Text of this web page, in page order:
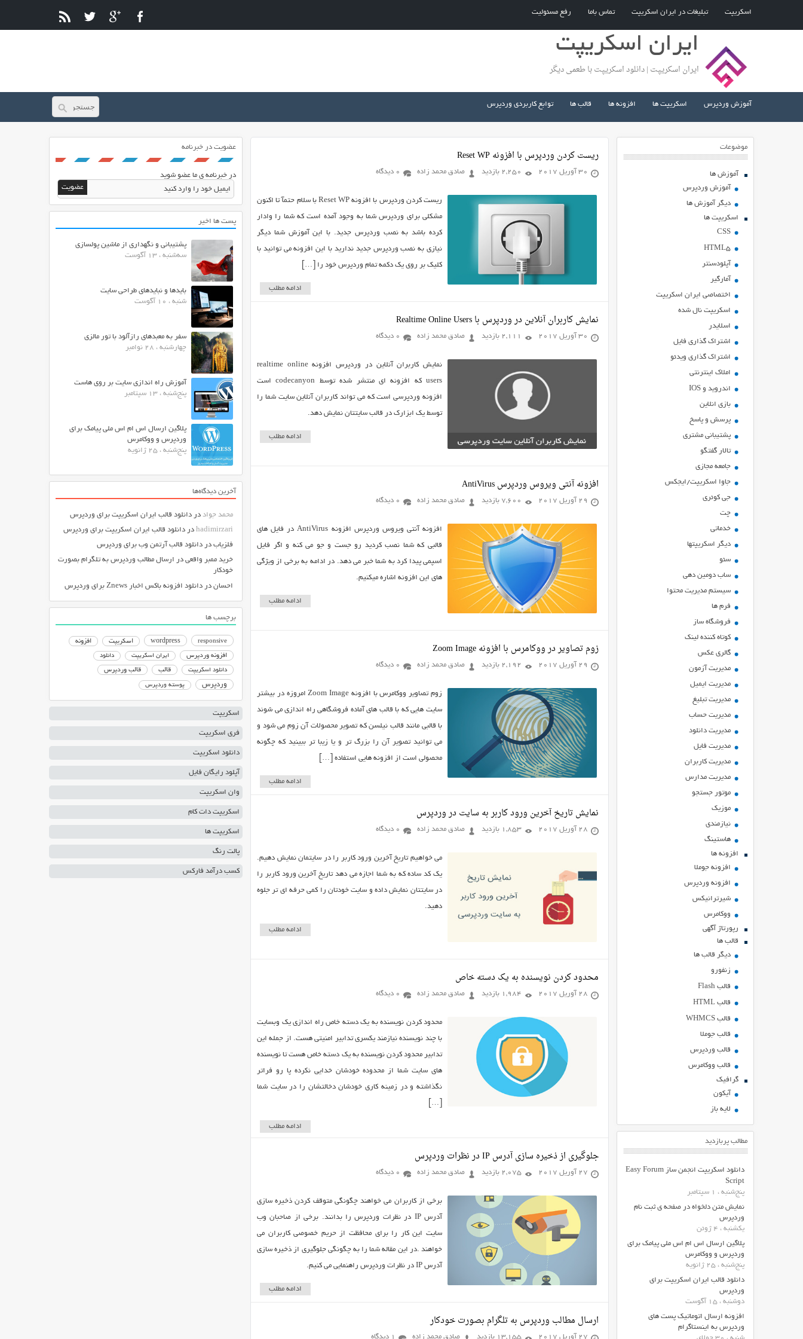
اسکریپت تبلیغات در ایران اسکریپت تماس باما رفع مسئولیت
ایران اسکریپت
ایران اسکریپت | دانلود اسکریپت با طعمی دیگر
آموزش وردپرس اسکریپت ها افزونه ها قالب ها توابع کاربردی وردپرس
موضوعات
آموزش ها
آموزش وردپرس
دیگر آموزش ها
اسکریپت ها
CSS
HTML5
آپلودسنتر
آمارگیر
اختصاصی ایران اسکریپت
اسکریپت نال شده
اسلایدر
اشتراك گذاري فايل
اشتراک گذاری ویدئو
املاک اینترنتی
اندروید و IOS
بازي انلاين
پرسش و پاسخ
پشتیبانی مشتری
تالار گفتگو
جامعه مجازی
جاوا اسکریپت/ایجکس
جی کوئری
چت
خدماتی
ديگر اسكريپتها
سئو
ساب دومین دهی
سیستم مدیریت محتوا
فرم ها
فروشگاه ساز
کوتاه کننده لینک
گالری عکس
مدیریت آزمون
مدیریت ایمیل
مدیریت تبلیغ
مدیریت حساب
مدیریت دانلود
مدیریت فایل
مدیریت کاربران
مدیریت مدارس
موتور جستجو
موزیک
نیازمندی
هاستينگ
افزونه ها
افزونه جوملا
افزونه وردپرس
شیرترانیکس
ووکامرس
رپورتاژ آگهی
قالب ها
دیگر قالب ها
زنفورو
قالب Flash
قالب HTML
قالب WHMCS
قالب جوملا
قالب وردپرس
قالب ووکامرس
گرافیک
آیکون
لایه باز
مطالب پربازدید
دانلود اسکریپت انجمن ساز Easy Forum
Script
پنج‌شنبه ، 1 سپتامبر
نمایش متن دلخواه در صفحه ی ثبت نام
وردپرس
یکشنبه ، 4 ژوئن
پلاگین ارسال اس ام اس ملی پیامک برای
وردپرس و ووکامرس
پنج‌شنبه ، 25 ژانویه
دانلود قالب ایران اسکریپت برای
وردپرس
دوشنبه ، 15 آگوست
افزونه ارسال اتوماتیک پست های
وردپرس به اینستاگرام
ریست کردن وردپرس با افزونه Reset WP
30 آوریل 2017 2,250 بازدید صادق محمد زاده 0 دیدگاه
ریست کردن وردپرس با افزونه Reset WP با سلام حتمآ تا اکنون
مشکلی برای وردپرس شما به وجود آمده است که شما را وادار
کرده باشد به نصب وردپرس جدید. با این آموزش شما دیگر
نیازی به نصب وردپرس جدید ندارید با این افزونه می توانید با
کلیک بر روی یک دکمه تمام وردپرس خود را […]
ادامه مطلب
نمایش کاربران آنلاین در وردپرس با Realtime Online Users
30 آوریل 2017 2,111 بازدید صادق محمد زاده 0 دیدگاه
نمایش کاربران آنلاین در وردپرس افزونه realtime online
users که افزونه ای منتشر شده توسط codecanyon است
افزونه وردپرسی است که می تواند کاربران آنلاین سایت شما را
توسط یک ابزارک در قالب سایتتان نمایش دهد.
ادامه مطلب
افزونه آنتی ویروس وردپرس AntiVirus
29 آوریل 2017 7,600 بازدید صادق محمد زاده 0 دیدگاه
افزونه آنتی ویروس وردپرس افزونه AntiVirus در فایل های
قالبی که شما نصب کردید رو جست و جو می کنه و اگر فایل
اسپمی پیدا کرد به شما خبر می دهد. در ادامه به برخی از ویژگی
های این افزونه اشاره میکنیم.
ادامه مطلب
زوم تصاویر در ووکامرس با افزونه Zoom Image
29 آوریل 2017 2,192 بازدید صادق محمد زاده 0 دیدگاه
زوم تصاویر ووکامرس با افزونه Zoom Image امروزه در بیشتر
سایت هایی که با قالب های آماده فروشگاهی راه اندازی می شوند
با قالبی مانند قالب نیلسن که تصویر محصولات آن زوم می شود و
می توانید تصویر آن را بزرگ تر و یا زیبا تر ببینید که چگونه
محصولی است از افزونه هایی استفاده […]
ادامه مطلب
نمایش تاریخ آخرین ورود کاربر به سایت در وردپرس
28 آوریل 2017 1,853 بازدید صادق محمد زاده 0 دیدگاه
می خواهیم تاریخ آخرین ورود کاربر را در سایتمان نمایش دهیم.
یک کد ساده که به شما اجازه می دهد تاریخ آخرین ورود کاربر را
در سایتتان نمایش داده و سایت خودتان را کمی حرفه ای تر جلوه
دهید.
ادامه مطلب
محدود کردن نویسنده به یک دسته خاص
28 آوریل 2017 1,984 بازدید صادق محمد زاده 0 دیدگاه
محدود کردن نویسنده به یک دسته خاص راه اندازی یک وبسایت
با چند نویسنده نیازمند یکسری تدابیر امنیتی هست. از جمله این
تدابیر محدود کردن نویسنده به یک دسته خاص هست تا نویسنده
های سایت شما از محدوده خودشان خدایی نکرده پا رو فراتر
نگذاشته و در زمینه کاری خودشان دخالتشان را در سایت شما
[…]
ادامه مطلب
جلوگیری از ذخیره سازی آدرس IP در نظرات وردپرس
27 آوریل 2017 2,075 بازدید صادق محمد زاده 0 دیدگاه
برخی از کاربران می خواهند چگونگی متوقف کردن ذخیره سازی
آدرس IP در نظرات وردپرس را بدانند. برخی از صاحبان وب
سایت این کار را برای محافظت از حریم خصوصی کاربران می
خواهند .در این مقاله شما را به چگونگی جلوگیری از ذخیره سازی
آدرس IP در نظرات وردپرس راهنمایی می کنیم.
ادامه مطلب
ارسال مطالب وردپرس به تلگرام بصورت خودکار
27 آوریل 2017 13,155 بازدید صادق محمد زاده 1 دیدگاه
عضویت در خبرنامه
در خبرنامه ی ما عضو شوید
پست ها اخیر
پشتیبانی و نگهداری از ماشین پولسازی
سه‌شنبه ، 13 آگوست
بایدها و نبایدهای طراحی سایت
شنبه ، 10 آگوست
سفر به معبدهای رازآلود با تور مالزی
چهارشنبه ، 28 نوامبر
آموزش راه اندازی سایت بر روی هاست
پنج‌شنبه ، 13 سپتامبر
پلاگین ارسال اس ام اس ملی پیامک برای
وردپرس و ووکامرس
پنج‌شنبه ، 25 ژانویه
آخرین دیدگاه‌ها
محمد جواد در دانلود قالب ایران اسکریپت برای وردپرس
hadimirzari در دانلود قالب ایران اسکریپت برای وردپرس
فلزیاب در دانلود قالب آرتمن وب برای وردپرس
خرید ممبر واقعی در ارسال مطالب وردپرس به تلگرام بصورت
خودکار
احسان در دانلود افزونه باکس اخبار Znews برای وردپرس
برچسب ها
responsive
wordpress اسکریپت
افزونه
افزونه وردپرس
ایران اسکریپت دانلود
دانلود اسکریپت قالب قالب وردپرس
وردپرس پوسته وردپرس
اسکریپت
فری اسکریپت
دانلود اسکریپت
آپلود رایگان فایل
وان اسکریپت
اسکریپت دات کام
اسکریپت ها
پالت رنگ
کسب درآمد فارکس